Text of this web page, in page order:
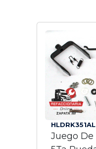
HLDRK351AL
Juego De